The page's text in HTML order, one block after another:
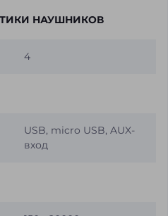
НАУШНИКОВ
4
USB, micro USB, AUX-
вход